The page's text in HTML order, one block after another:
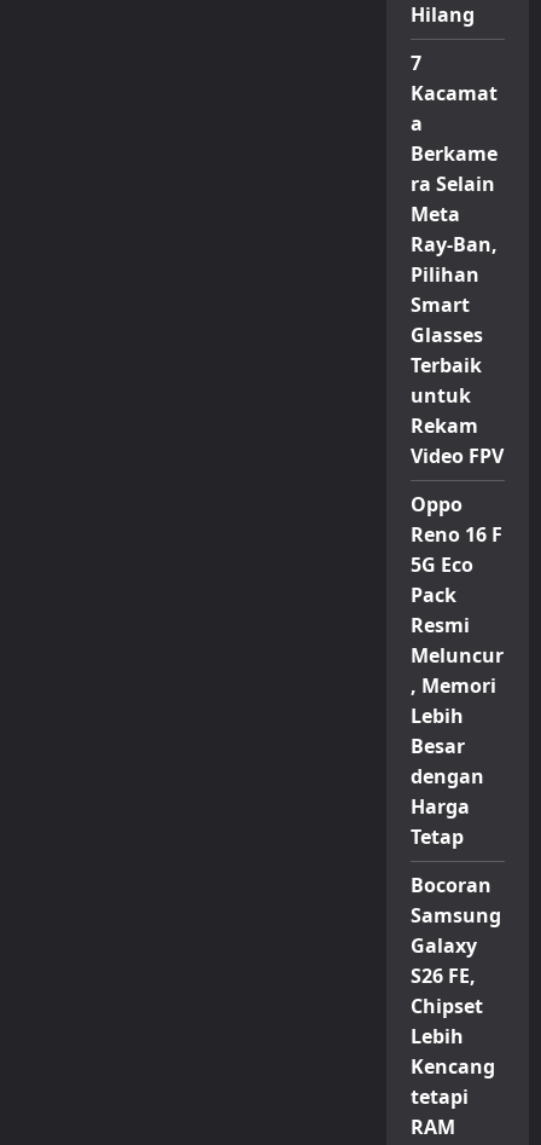
Hilang
7
Kacamat
a
Berkame
ra Selain
Meta
Ray-Ban,
Pilihan
Smart
Glasses
Terbaik
untuk
Rekam
Video FPV
Oppo
Reno 16 F
5G Eco
Pack
Resmi
Meluncur
, Memori
Lebih
Besar
dengan
Harga
Tetap
Bocoran
Samsung
Galaxy
S26 FE,
Chipset
Lebih
Kencang
tetapi
RAM